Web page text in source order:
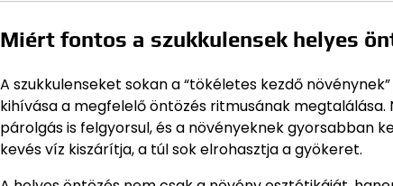
Miért fontos a szukkulensek helyes
A szukkulenseket sokan a “tökéletes kezdő
kihívása a megfelelő öntözés ritmusának
párolgás is felgyorsul, és a növényeknek gyorsabban
kevés víz kiszárítja, a túl sok elrohasztja a gyökeret.